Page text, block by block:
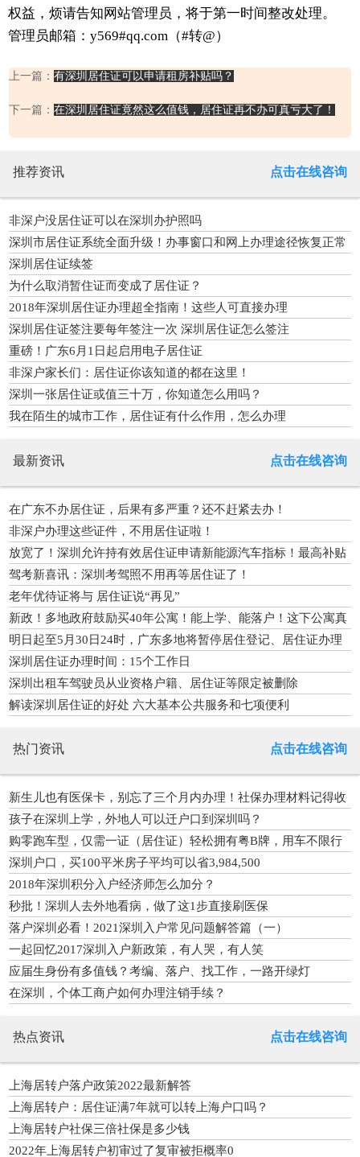
权益，烦请告知网站管理员，将于第一时间整改处理。
管理员邮箱：y569#qq.com（#转@）
上一篇： 有深圳居住证可以申请租房补贴吗？
下一篇： 在深圳居住证竟然这么值钱，居住证再不办可真亏大了！
推荐资讯 点击在线咨询
非深户没居住证可以在深圳办护照吗
深圳市居住证系统全面升级！办事窗口和网上办理途径恢复正常
服务
深圳居住证续签
为什么取消暂住证而变成了居住证？
2018年深圳居住证办理超全指南！这些人可直接办理
深圳居住证签注要每年签注一次 深圳居住证怎么签注
重磅！广东6月1日起启用电子居住证
非深户家长们：居住证你该知道的都在这里！
深圳一张居住证或值三十万，你知道怎么用吗？
我在陌生的城市工作，居住证有什么作用，怎么办理
最新资讯 点击在线咨询
在广东不办居住证，后果有多严重？还不赶紧去办！
非深户办理这些证件，不用居住证啦！
放宽了！深圳允许持有效居住证申请新能源汽车指标！最高补贴
2万
驾考新喜讯：深圳考驾照不用再等居住证了！
老年优待证将与 居住证说“再见”
新政！多地政府鼓励买40年公寓！能上学、能落户！这下公寓真
火了
明日起至5月30日24时，广东多地将暂停居住登记、居住证办理
等业务
深圳居住证办理时间：15个工作日
深圳出租车驾驶员从业资格户籍、居住证等限定被删除
解读深圳居住证的好处 六大基本公共服务和七项便利
热门资讯 点击在线咨询
新生儿也有医保卡，别忘了三个月内办理！社保办理材料记得收
藏哦
孩子在深圳上学，外地人可以迁户口到深圳吗？
购零跑车型，仅需一证（居住证）轻松拥有粤B牌，用车不限行
深圳户口，买100平米房子平均可以省3,984,500
2018年深圳积分入户经济师怎么加分？
秒批！深圳人去外地看病，做了这1步直接刷医保
落户深圳必看！2021深圳入户常见问题解答篇（一）
一起回忆2017深圳入户新政策，有人哭，有人笑
应届生身份有多值钱？考编、落户、找工作，一路开绿灯
在深圳，个体工商户如何办理注销手续？
热点资讯 点击在线咨询
上海居转户落户政策2022最新解答
上海居转户：居住证满7年就可以转上海户口吗？
上海居转户社保三倍社保是多少钱
2022年上海居转户初审过了复审被拒概率0